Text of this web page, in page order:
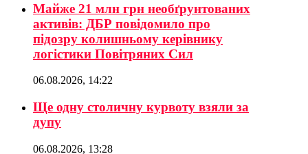
Майже 21 млн грн необґрунтованих
активів: ДБР повідомило про
підозру колишньому керівнику
логістики Повітряних Сил
06.08.2026, 14:22
Ще одну столичну курвоту взяли за
дупу
06.08.2026, 13:28